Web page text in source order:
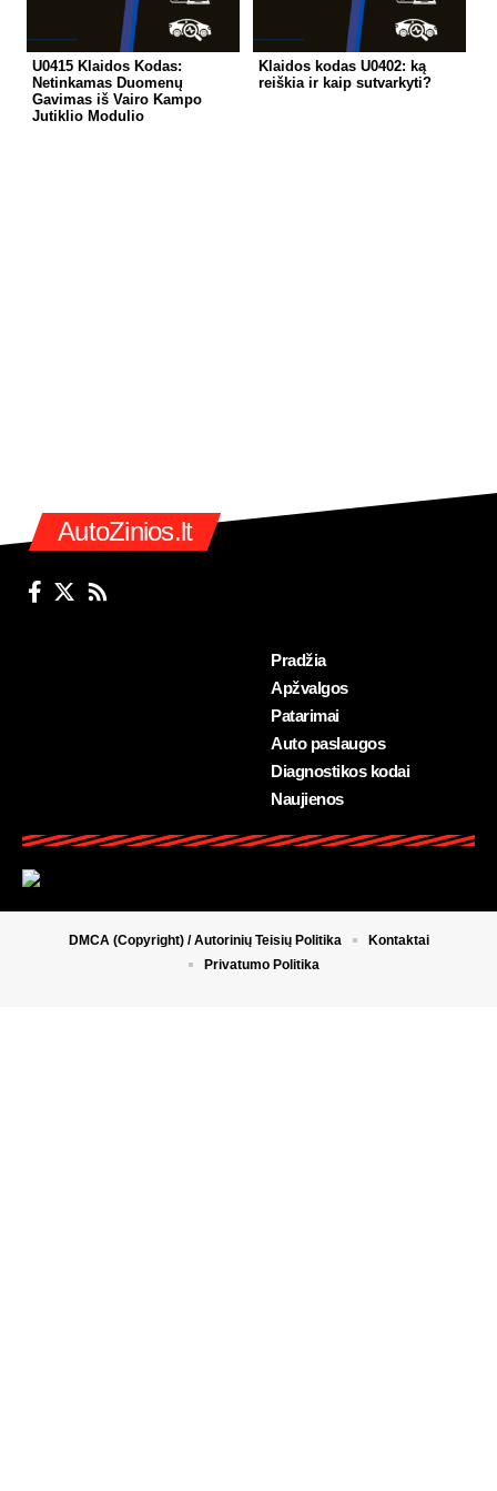
U0415 Klaidos Kodas:
Netinkamas Duomenų
Gavimas iš Vairo Kampo
Jutiklio Modulio
Klaidos kodas U0402: ką
reiškia ir kaip sutvarkyti?
AutoZinios.lt
Pradžia
Apžvalgos
Patarimai
Auto paslaugos
Diagnostikos kodai
Naujienos
DMCA (Copyright) / Autorinių Teisių Politika
Kontaktai
Privatumo Politika